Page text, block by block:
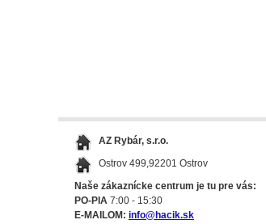
AZ Rybár, s.r.o.
Ostrov 499,92201 Ostrov
Naše zákaznícke centrum je tu pre vás:
PO-PIA 7:00 - 15:30
E-MAILOM: info@hacik.sk